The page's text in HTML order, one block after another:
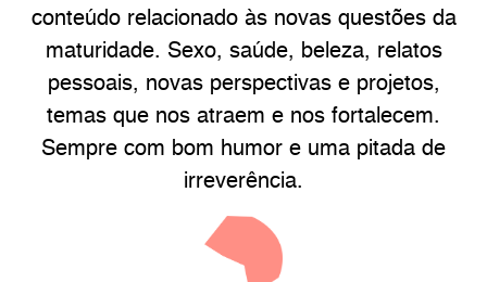
conteúdo relacionado às novas questões da
maturidade. Sexo, saúde, beleza, relatos
pessoais, novas perspectivas e projetos,
temas que nos atraem e nos fortalecem.
Sempre com bom humor e uma pitada de
irreverência.